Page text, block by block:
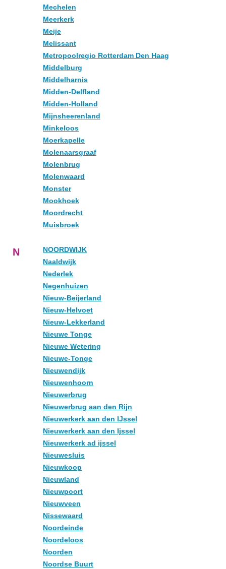
Mechelen
Meerkerk
Meije
Melissant
Metropoolregio Rotterdam Den Haag
Middelburg
Middelharnis
Midden-Delfland
Midden-Holland
Mijnsheerenland
Minkeloos
Moerkapelle
Molenaarsgraaf
Molenbrug
Molenwaard
Monster
Mookhoek
Moordrecht
Muisbroek
N
NOORDWIJK
Naaldwijk
Nederlek
Negenhuizen
Nieuw-Beijerland
Nieuw-Helvoet
Nieuw-Lekkerland
Nieuwe Tonge
Nieuwe Wetering
Nieuwe-Tonge
Nieuwendijk
Nieuwenhoorn
Nieuwerbrug
Nieuwerbrug aan den Rijn
Nieuwerkerk aan den IJssel
Nieuwerkerk aan den Ijssel
Nieuwerkerk ad ijssel
Nieuwesluis
Nieuwkoop
Nieuwland
Nieuwpoort
Nieuwveen
Nissewaard
Noordeinde
Noordeloos
Noorden
Noordse Buurt